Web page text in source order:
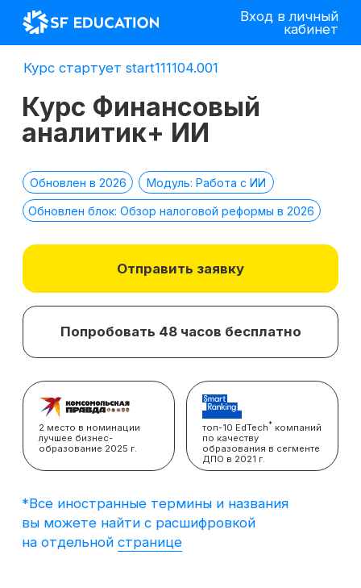
Вход в личный
кабинет
Обновлен в 2026 Модуль: Работа с ИИ
Курс Финансовый
аналитик+ ИИ
Отправить заявку
топ-10 EdTech компаний
ДПО в 2021 г.
2 место в номинации
лучшее бизнес-
*Все иностранные термины и названия
на отдельной
Курс стартует start111104.001